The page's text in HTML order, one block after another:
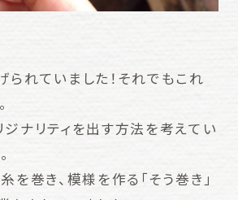
られていました！それでもこれ
ジナリティを出す方法を考えてい
を巻き、模様を作る「そう巻き」